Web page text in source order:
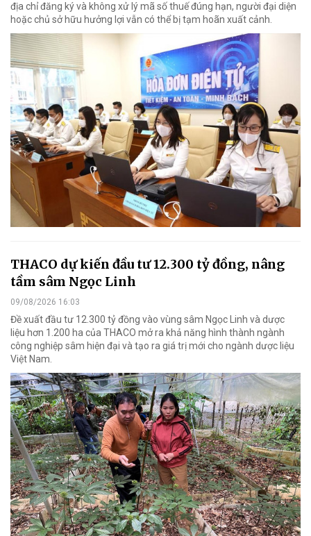
địa chỉ đăng ký và không xử lý mã số thuế đúng hạn, người đại diện
hoặc chủ sở hữu hưởng lợi vẫn có thể bị tạm hoãn xuất cảnh.
THACO dự kiến đầu tư 12.300 tỷ đồng, nâng
tầm sâm Ngọc Linh
09/08/2026 16:03
Đề xuất đầu tư 12.300 tỷ đồng vào vùng sâm Ngọc Linh và dược
liệu hơn 1.200 ha của THACO mở ra khả năng hình thành ngành
công nghiệp sâm hiện đại và tạo ra giá trị mới cho ngành dược liệu
Việt Nam.